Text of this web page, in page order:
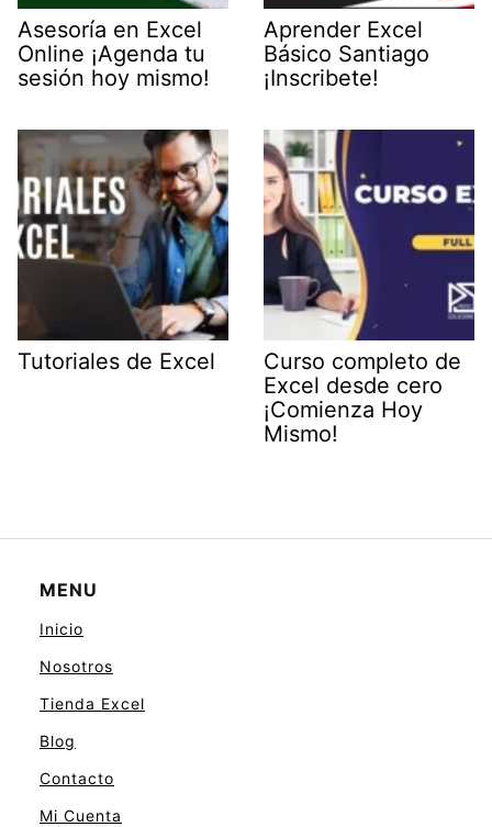
Asesoría en Excel
Online ¡Agenda tu
sesión hoy mismo!
Aprender Excel
Básico Santiago
¡Inscribete!
Tutoriales de Excel
Curso completo de
Excel desde cero
¡Comienza Hoy
Mismo!
MENU
Inicio
Nosotros
Tienda Excel
Blog
Contacto
Mi Cuenta